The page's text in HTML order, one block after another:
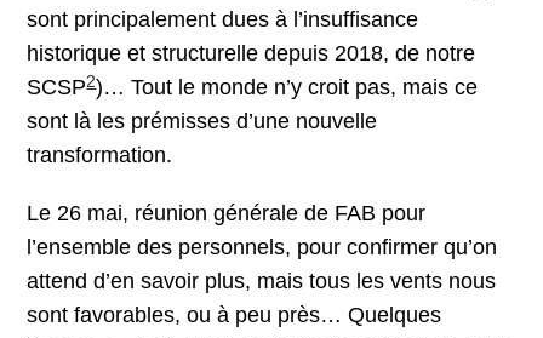
sont principalement dues à l’insuffisance
historique et structurelle depuis 2018, de notre
SCSP2)… Tout le monde n’y croit pas, mais ce
sont là les prémisses d’une nouvelle
transformation.
Le 26 mai, réunion générale de FAB pour
l’ensemble des personnels, pour confirmer qu’on
attend d’en savoir plus, mais tous les vents nous
sont favorables, ou à peu près… Quelques